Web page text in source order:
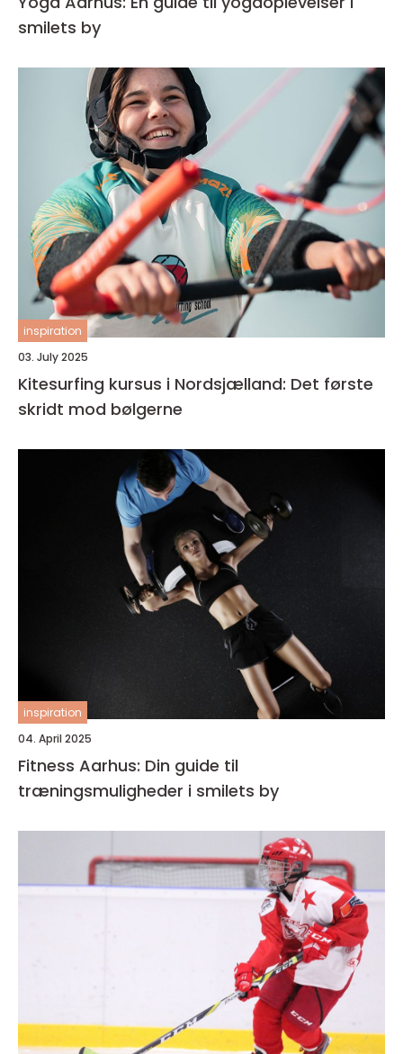
smilets by
inspiration
03. July 2025
Kitesurfing kursus i Nordsjælland: Det første
skridt mod bølgerne
inspiration
04. April 2025
Fitness Aarhus: Din guide til
træningsmuligheder i smilets by